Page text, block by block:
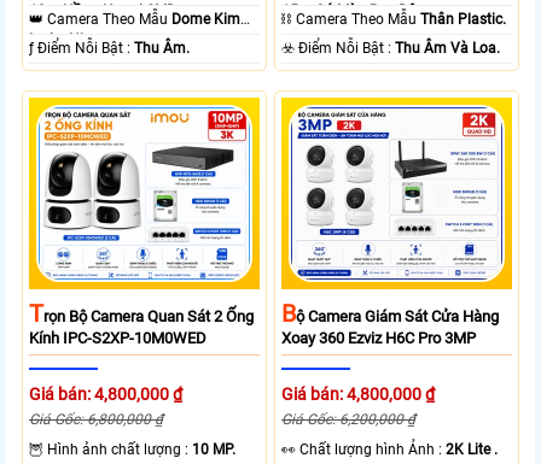
10m Hồng Ngoại SMD.
👑 Camera Theo Mẫu Dome Kim
loại + Nhựa.
️ƒ Điểm Nỗi Bật :Thu Âm.
15m Có Màu Ban Ðêm.
⛓ Camera Theo MẫuThân Plastic.
️☣️ Điểm Nỗi Bật :Thu Âm Và Loa.
TRọn Bộ Camera Quan Sát 2 Ống
Kính IPC-S2XP-10M0WED
Giá bán: 4,800,000 ₫
Giá Gốc: 6,800,000 ₫
🦉 Hình ảnh chất lượng : 10 MP.
BỘ Camera Giám Sát Cửa Hàng
Xoay 360 Ezviz H6C Pro 3MP
Giá bán: 4,800,000 ₫
Giá Gốc: 6,200,000 ₫
️👀 Chất lượng hình Ảnh :2K Lite .